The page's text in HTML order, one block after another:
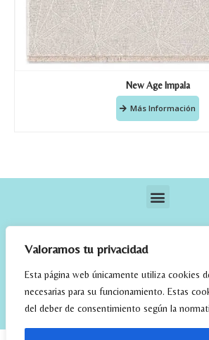
Valoramos tu privacidad
Esta página web únicamente utiliza cookies
necesarias para su funcionamiento. Estas
del deber de consentimiento según la
New Age Impala
Más Información
elrincondefehmi.com © 2023.